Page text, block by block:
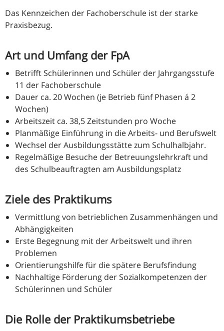
Das Kennzeichen der Fachoberschule ist der starke
Praxisbezug.
Art und Umfang der FpA
Betrifft Schülerinnen und Schüler der Jahrgangsstufe
11 der Fachoberschule
Dauer ca. 20 Wochen (je Betrieb fünf Phasen á 2
Wochen)
Arbeitszeit ca. 38,5 Zeitstunden pro Woche
Planmäßige Einführung in die Arbeits- und Berufswelt
Wechsel der Ausbildungsstätte zum Schulhalbjahr.
Regelmäßige Besuche der Betreuungslehrkraft und
des Schulbeauftragten am Ausbildungsplatz
Ziele des Praktikums
Vermittlung von betrieblichen Zusammenhängen und
Abhängigkeiten
Erste Begegnung mit der Arbeitswelt und ihren
Problemen
Orientierungshilfe für die spätere Berufsfindung
Nachhaltige Förderung der Sozialkompetenzen der
Schülerinnen und Schüler
Die Rolle der Praktikumsbetriebe